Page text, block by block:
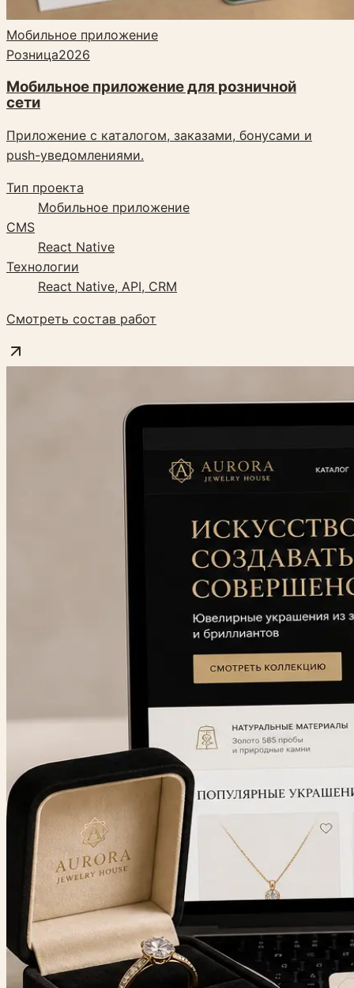
Мобильное приложение
Розница2026
Мобильное приложение для розничной
сети
Приложение с каталогом, заказами, бонусами и
push-уведомлениями.
Тип проекта
Мобильное приложение
CMS
React Native
Технологии
React Native, API, CRM
Смотреть состав работ